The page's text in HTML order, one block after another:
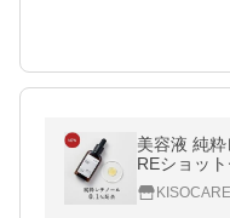
美容液 純
REショッ
ナイアシン
力ケア 日本
KISOCARE